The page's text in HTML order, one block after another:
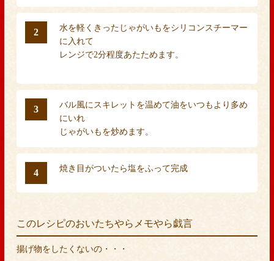
2
水を軽くきったじゃがいもをシリコンスチーマー
に入れて
レンジで2分程度あたためます。
3
バル風にスキレットを温めて油をいつもより多め
にいれ
じゃがいもを炒めます。
4 焼き目がついたら塩をふって完成
このレシピのおいたちやらメモやら戯言
揚げ物をしたくないの・・・